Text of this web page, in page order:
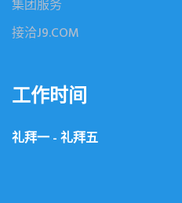
集团服务
接洽J9.COM
工作时间
礼拜一 - 礼拜五